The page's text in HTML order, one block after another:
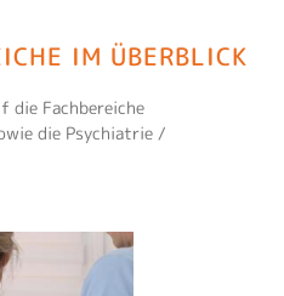
IM ÜBERBLICK
die Fachbereiche
die Psychiatrie /